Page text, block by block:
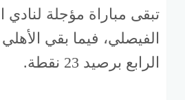
تبقى مباراة مؤجلة لنادي
الفيصلي، فيما بقي
الرابع برصيد 23 نقطة.